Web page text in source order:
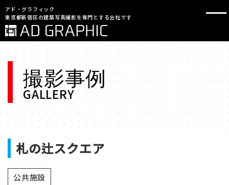
アド・グラフィック
東京都新宿区の建築写真撮影を専門とする会社です
撮影事例
GALLERY
札の辻スクエア
公共施設